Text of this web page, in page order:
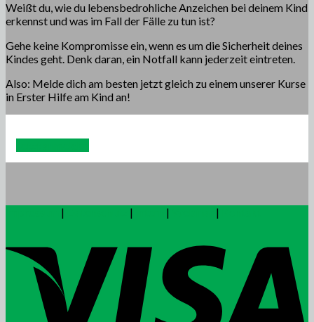
Weißt du, wie du lebensbedrohliche Anzeichen bei deinem Kind
erkennst und was im Fall der Fälle zu tun ist?
Gehe keine Kompromisse ein, wenn es um die Sicherheit deines
Kindes geht. Denk daran, ein Notfall kann jederzeit eintreten.
Also: Melde dich am besten jetzt gleich zu einem unserer Kurse
in Erster Hilfe am Kind an!
| | | |